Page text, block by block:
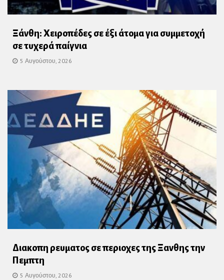
Ξάνθη: Χειροπέδες σε έξι άτομα για συμμετοχή
σε τυχερά παίγνια
5 Αυγούστου, 2026
Διακοπη ρευματος σε περιοχες της Ξανθης την
Πεμπτη
5 Αυγούστου, 2026